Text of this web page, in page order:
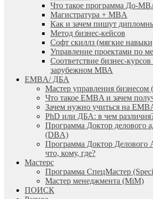
Что такое программа До-
Магистратура + MBA
Как и зачем пишут
Метод бизнес-кейсов
Софт скиллз (мягкие
Управление проектами по
Соответствие бизнес-
зарубежном МВА
EMBA/ ДБA
Мастер управления
Что такое EMBA и зачем
Зачем нужно учиться на
PhD или ДБА: в чем
Программа Доктор делового
(DBА)
Программа Доктор Делового
что, кому, где?
Мастерс
Программа СпецМастер
Мастер менеджмента (MiM)
ПОИСК